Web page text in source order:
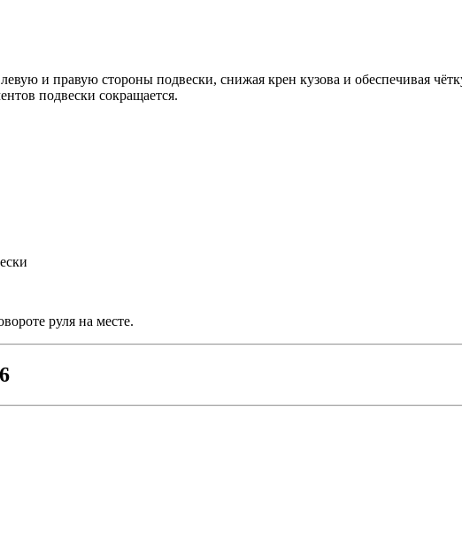
и правую стороны подвески, снижая крен кузова и обеспечивая
подвески сокращается.
руля на месте.